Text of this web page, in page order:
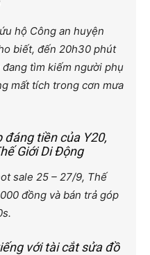
hộ Công an huyện
biết, đến 20h30 phút
tìm kiếm người phụ
mất tích trong cơn mưa
đáng tiền của Y20,
Giới Di Động
sale 25 – 27/9, Thế
đồng và bán trả góp
với tài cắt sửa đồ